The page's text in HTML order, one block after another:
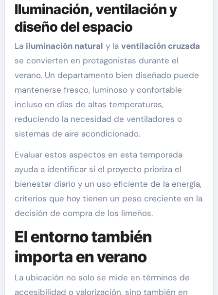
Iluminación, ventilación y
diseño del espacio
La iluminación natural y la ventilación cruzada
se convierten en protagonistas durante el
verano. Un departamento bien diseñado puede
mantenerse fresco, luminoso y confortable
incluso en días de altas temperaturas,
reduciendo la necesidad de ventiladores o
sistemas de aire acondicionado.
Evaluar estos aspectos en esta temporada
ayuda a identificar si el proyecto prioriza el
bienestar diario y un uso eficiente de la energía,
criterios que hoy tienen un peso creciente en la
decisión de compra de los limeños.
El entorno también
importa en verano
La ubicación no solo se mide en términos de
accesibilidad o valorización, sino también en